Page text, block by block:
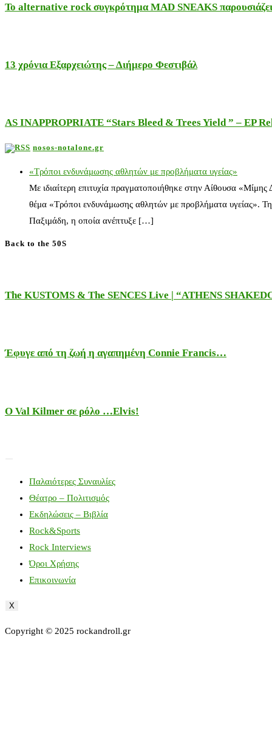
Το alternative rock συγκρότημα MAD SNEAKS
13 χρόνια Εξαρχειώτης – Διήμερο Φεστιβάλ
AS INAPPROPRIATE “Stars Bleed & Trees Yield ” – EP
nosos-notalone.gr
«Τρόποι ενδυνάμωσης αθλητών με προβλήματα υγείας»
Με ιδιαίτερη επιτυχία πραγματοποιήθηκε στην Αίθουσα
θέμα «Τρόποι ενδυνάμωσης αθλητών με προβλήματα υγείας».
Παξιμάδη, η οποία ανέπτυξε […]
Back to the 50S
The KUSTOMS & The SENCES Live | “ATHENS
Έφυγε από τη ζωή η αγαπημένη Connie Francis…
Ο Val Kilmer σε ρόλο …Elvis!
Παλαιότερες Συναυλίες
Θέατρο – Πολιτισμός
Εκδηλώσεις – Βιβλία
Rock&Sports
Rock Interviews
Όροι Χρήσης
Επικοινωνία
X
Copyright © 2025 rockandroll.gr